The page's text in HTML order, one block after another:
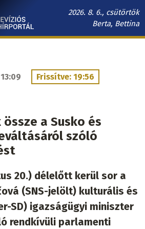
2026. 8. 6., csütörtök
Berta, Bettina
Frissítve: 19:56
a Susko és
szóló
20.) délelőtt kerül sor a
(SNS-jelölt) kulturális és
SD) igazságügyi miniszter
rendkívüli parlamenti